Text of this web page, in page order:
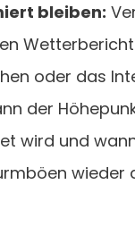
bleiben:
oder das
der
wird und
wieder